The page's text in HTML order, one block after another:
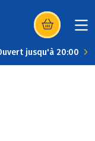
(s’ouvre dans
jusqu'à 20:00